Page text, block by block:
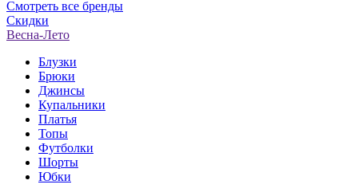
Смотреть все бренды
Скидки
Весна-Лето
Блузки
Брюки
Джинсы
Купальники
Платья
Топы
Футболки
Шорты
Юбки